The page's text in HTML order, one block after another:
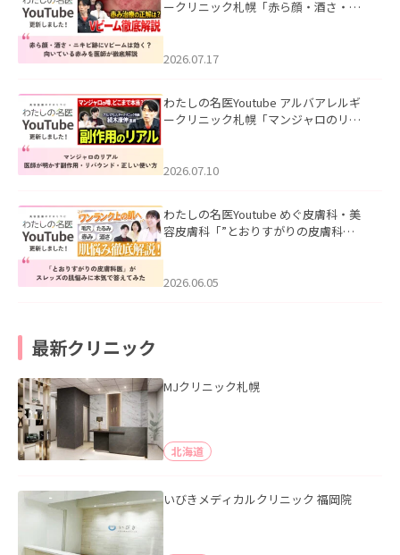
ークリニック札幌「赤ら顔・酒さ・ニ
した。
2026.07.17
わたしの名医Youtube アルバアレルギ
ークリニック札幌「マンジャロのリア
た。
2026.07.10
わたしの名医Youtube めぐ皮膚科・美
容皮膚科「”とおりすがりの皮膚科
2026.06.05
最新クリニック
MJクリニック札幌
北海道
いびきメディカルクリニック 福岡院